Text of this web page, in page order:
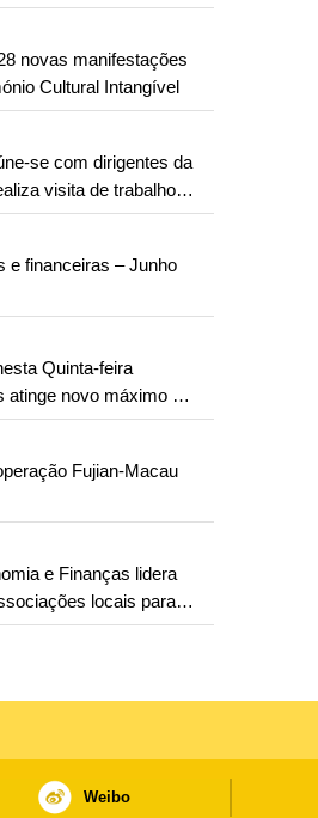
de Macau e Hengqin
novas manifestações
Cultural Intangível
se com dirigentes da
visita de trabalho
e financeiras – Junho
Quinta-feira
novo máximo em
Fujian-Macau
e Finanças lidera
locais para
promover os trabalhos
Weibo